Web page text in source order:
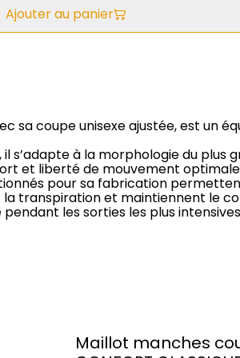
Ajouter au panier
sa coupe unisexe ajustée, est un
s’adapte à la morphologie du plus
et liberté de mouvement
pour sa fabrication
transpiration et maintiennent le
les sorties les plus
Maillot manches